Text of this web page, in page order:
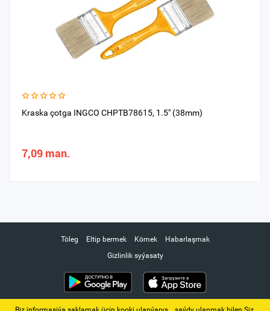
Kraska çotga INGCO CHPTB78615, 1.5" (38mm)
7,09 man.
Töleg Eltip bermek Kömek
Habarlaşmak
Gizlinlik syýasaty